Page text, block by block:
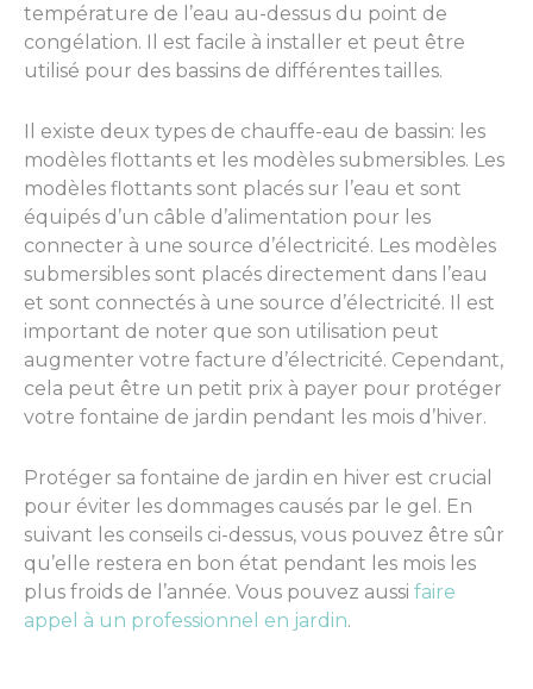
température de l’eau au-dessus du point de
congélation. Il est facile à installer et peut être
utilisé pour des bassins de différentes tailles.
Il existe deux types de chauffe-eau de bassin: les
modèles flottants et les modèles submersibles. Les
modèles flottants sont placés sur l’eau et sont
équipés d’un câble d’alimentation pour les
connecter à une source d’électricité. Les modèles
submersibles sont placés directement dans l’eau
et sont connectés à une source d’électricité. Il est
important de noter que son utilisation peut
augmenter votre facture d’électricité. Cependant,
cela peut être un petit prix à payer pour protéger
votre fontaine de jardin pendant les mois d’hiver.
Protéger sa fontaine de jardin en hiver est crucial
pour éviter les dommages causés par le gel. En
suivant les conseils ci-dessus, vous pouvez être sûr
qu’elle restera en bon état pendant les mois les
plus froids de l’année. Vous pouvez aussi faire
appel à un professionnel en jardin.